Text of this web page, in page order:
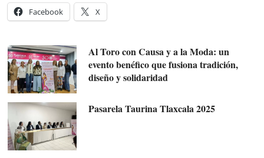
Facebook X
Al Toro con Causa y a la Moda: un
evento benéfico que fusiona tradición,
diseño y solidaridad
Pasarela Taurina Tlaxcala 2025